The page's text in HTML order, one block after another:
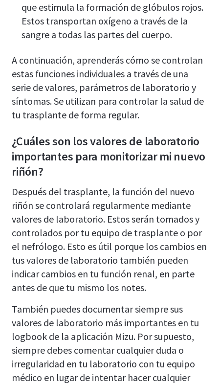
que estimula la formación de glóbulos rojos.
Estos transportan oxígeno a través de la
sangre a todas las partes del cuerpo.
A continuación, aprenderás cómo se controlan
estas funciones individuales a través de una
serie de valores, parámetros de laboratorio y
síntomas. Se utilizan para controlar la salud de
tu trasplante de forma regular.
¿Cuáles son los valores de laboratorio
importantes para monitorizar mi nuevo
riñón?
Después del trasplante, la función del nuevo
riñón se controlará regularmente mediante
valores de laboratorio. Estos serán tomados y
controlados por tu equipo de trasplante o por
el nefrólogo. Esto es útil porque los cambios en
tus valores de laboratorio también pueden
indicar cambios en tu función renal, en parte
antes de que tu mismo los notes.
También puedes documentar siempre sus
valores de laboratorio más importantes en tu
logbook de la aplicación Mizu. Por supuesto,
siempre debes comentar cualquier duda o
irregularidad en tu laboratorio con tu equipo
médico en lugar de intentar hacer cualquier